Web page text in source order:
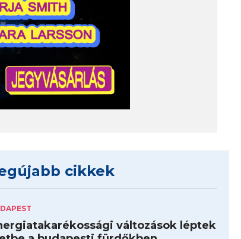
cikkek
változások léptek